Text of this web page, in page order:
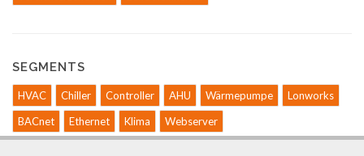
SEGMENTS
HVAC Chiller Controller AHU Wärmepumpe
Lonworks
BACnet
Ethernet Klima Webserver